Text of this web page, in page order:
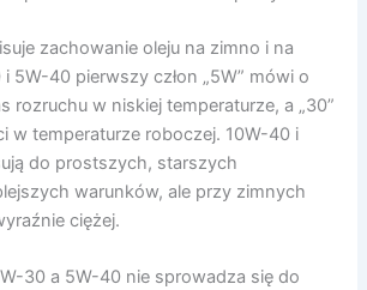
zachowanie oleju na zimno i na
5W-40 pierwszy człon „5W” mówi o
rozruchu w niskiej temperaturze, a „30”
w temperaturze roboczej. 10W-40 i
do prostszych, starszych
warunków, ale przy zimnych
ciężej.
30 a 5W-40 nie sprowadza się do